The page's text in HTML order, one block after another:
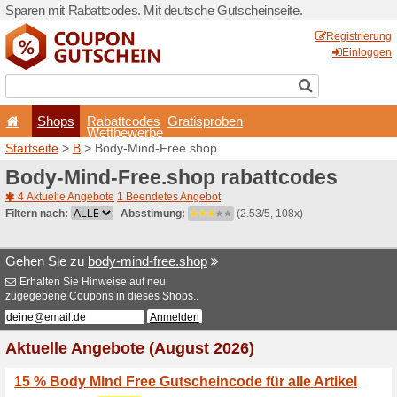
Sparen mit Rabattcodes.
Shops
Startseite>B> Body-